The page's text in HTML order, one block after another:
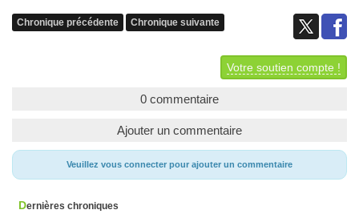
Chronique précédente Chronique suivante
Votre soutien compte !
0 commentaire
Ajouter un commentaire
Veuillez vous connecter pour ajouter un commentaire
Dernières chroniques